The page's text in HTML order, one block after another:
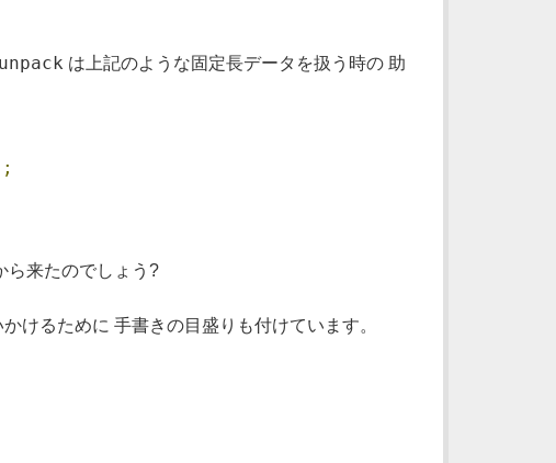
unpack は上記のような固定長データを扱う時の 助
ら来たのでしょう?
けるために 手書きの目盛りも付けています。